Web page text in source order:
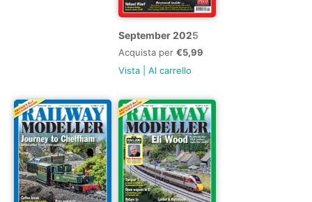
September 2025
Acquista per €5,99
Vista
Al carrello